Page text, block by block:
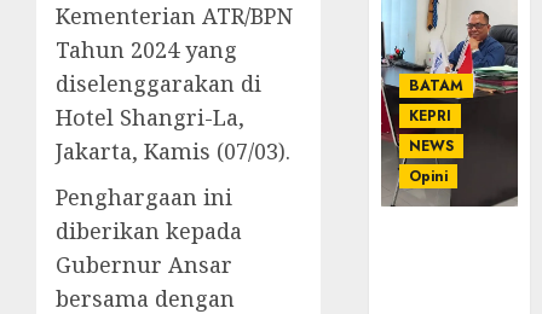
Kementerian ATR/BPN
Tahun 2024 yang
diselenggarakan di
Hotel Shangri-La,
Jakarta, Kamis (07/03).
Penghargaan ini
diberikan kepada
Gubernur Ansar
bersama dengan
BATAM
KEPRI
NEWS
Opini